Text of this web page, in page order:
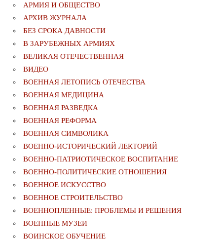
АРМИЯ И ОБЩЕСТВО
АРХИВ ЖУРНАЛА
БЕЗ СРОКА ДАВНОСТИ
В ЗАРУБЕЖНЫХ АРМИЯХ
ВЕЛИКАЯ ОТЕЧЕСТВЕННАЯ
ВИДЕО
ВОЕННАЯ ЛЕТОПИСЬ ОТЕЧЕСТВА
ВОЕННАЯ МЕДИЦИНА
ВОЕННАЯ РАЗВЕДКА
ВОЕННАЯ РЕФОРМА
ВОЕННАЯ СИМВОЛИКА
ВОЕННО-ИСТОРИЧЕСКИЙ ЛЕКТОРИЙ
ВОЕННО-ПАТРИОТИЧЕСКОЕ ВОСПИТАНИЕ
ВОЕННО-ПОЛИТИЧЕСКИE ОТНОШЕНИЯ
ВОЕННОЕ ИСКУССТВО
ВОЕННОЕ СТРОИТЕЛЬСТВО
ВОЕННОПЛЕННЫЕ: ПРОБЛЕМЫ И РЕШЕНИЯ
ВОЕННЫЕ МУЗЕИ
ВОИНСКОЕ ОБУЧЕНИЕ